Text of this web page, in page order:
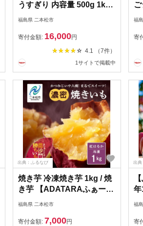
うすぎり 内容量 500g 1kg
～4kg 選べる すき焼き す
切り 黒毛 和牛 牛肉 牛丼 国
産牛 赤身 脂身 旨味 薄切り
肉 切り落とし 小分け エム
牧場 人気 おすすめ ふるさ
と納税【株式会社コーシ
ン】
福島県 二本松市
寄付金額: 16,000円
4.1 （7件）
1サイトで掲載中
6
ギ
福
寄
出典：ふるなび
焼き芋 冷凍焼き芋 1kg / 焼
き芋 【ADATARAふぁー
福島県 二本松市
寄付金額: 7,000円
出典
年
ュ
福
寄